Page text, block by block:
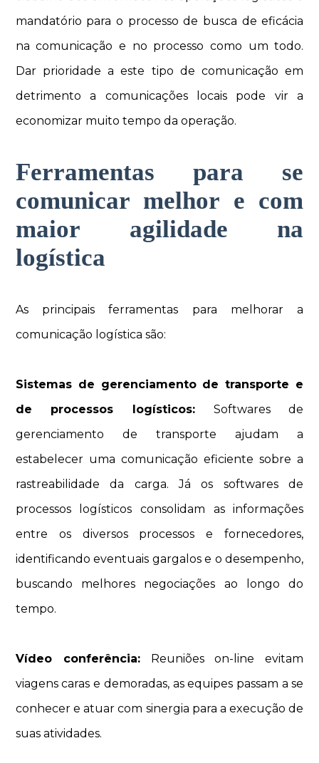
mandatório para o processo de busca de eficácia
na comunicação e no processo como um todo.
Dar prioridade a este tipo de comunicação em
detrimento a comunicações locais pode vir a
economizar muito tempo da operação.
Ferramentas para se
comunicar melhor e com
maior agilidade na
logística
As principais ferramentas para melhorar a
comunicação logística são:
Sistemas de gerenciamento de transporte e
de processos logísticos: Softwares de
gerenciamento de transporte ajudam a
estabelecer uma comunicação eficiente sobre a
rastreabilidade da carga. Já os softwares de
processos logísticos consolidam as informações
entre os diversos processos e fornecedores,
identificando eventuais gargalos e o desempenho,
buscando melhores negociações ao longo do
tempo.
Vídeo conferência:Reuniões on-line evitam
viagens caras e demoradas, as equipes passam a se
conhecer e atuar com sinergia para a execução de
suas atividades.